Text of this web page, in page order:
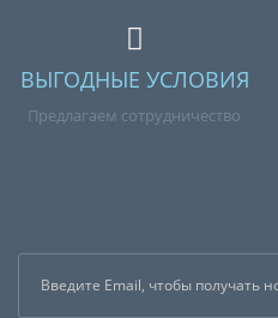
ВЫГОДНЫЕ УСЛОВИЯ
Предлагаем сотрудничество